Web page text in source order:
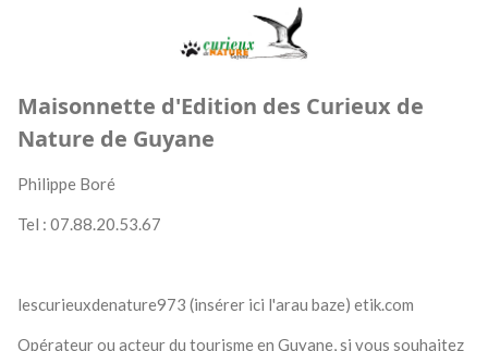
Maisonnette d'Edition des Curieux de
Nature de Guyane
Philippe Boré
Tel : 07.88.20.53.67
lescurieuxdenature973 (insérer ici l'arau baze) etik.com
Opérateur ou acteur du tourisme en Guyane, si vous souhaitez